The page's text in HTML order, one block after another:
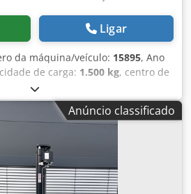
Ligar
da máquina/veículo: 15895, Ano
de carga: 1.500 kg, centro de
combustível:
construção:700 mm,
, dimensão do pneu
fabricante: Bobcat Cedpfxsw R A
Anúncio classificado